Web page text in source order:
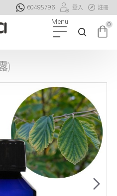
60495796 登入 註冊
0
)